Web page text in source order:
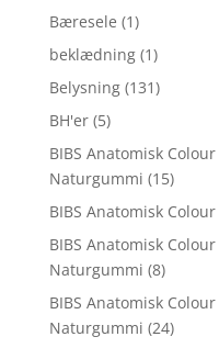
Bæresele (1)
beklædning (1)
Belysning (131)
BH'er (5)
BIBS Anatomisk
Naturgummi (15)
BIBS Anatomisk
BIBS Anatomisk
Naturgummi (8)
BIBS Anatomisk
Naturgummi (24)